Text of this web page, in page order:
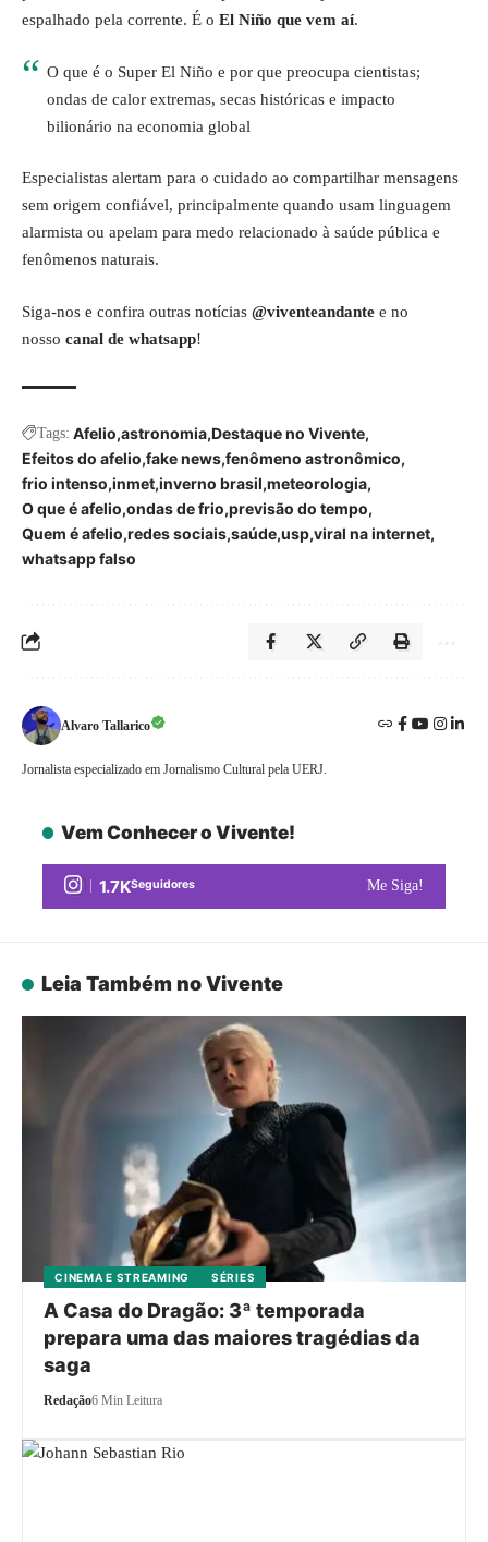
espalhado pela corrente. É o El Niño que vem aí.
O que é o Super El Niño e por que preocupa cientistas;
ondas de calor extremas, secas históricas e impacto
bilionário na economia global
Especialistas alertam para o cuidado ao compartilhar mensagens
sem origem confiável, principalmente quando usam linguagem
alarmista ou apelam para medo relacionado à saúde pública e
fenômenos naturais.
Siga-nos e confira outras notícias @viventeandante e no
nosso canal de whatsapp!
Tags: Afelio astronomia Destaque no Vivente
Efeitos do afelio fake news fenômeno astronômico
frio intenso inmet inverno brasil meteorologia
O que é afelio ondas de frio previsão do tempo
Quem é afelio redes sociais saúde usp viral na internet
whatsapp falso
Alvaro Tallarico
Jornalista especializado em Jornalismo Cultural pela UERJ.
Vem Conhecer o Vivente!
1.7KSeguidores Me Siga!
Leia Também no Vivente
CINEMA E STREAMING SÉRIES
A Casa do Dragão: 3ª temporada
prepara uma das maiores tragédias da
saga
Redação6 Min Leitura